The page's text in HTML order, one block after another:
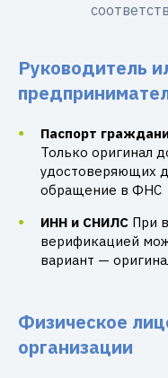
Руководитель
Паспорт
Только оригинал
удостоверяющих
обращение в ФНС
ИНН и СНИЛС При
верификацией
вариант —
Физическое
организации